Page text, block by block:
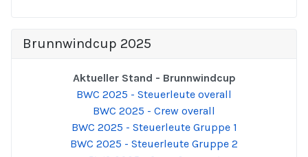
Brunnwindcup 2025
Aktueller Stand - Brunnwindcup
BWC 2025 - Steuerleute overall
BWC 2025 - Crew overall
BWC 2025 - Steuerleute Gruppe 1
BWC 2025 - Steuerleute Gruppe 2